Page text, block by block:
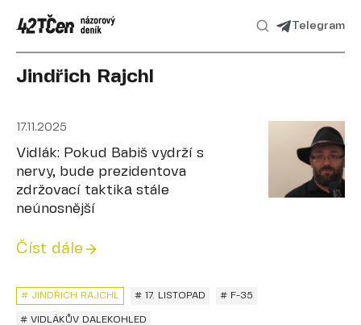
Telegram
Jindřich Rajchl
17.11.2025
Vidlák: Pokud Babiš vydrží s
nervy, bude prezidentova
zdržovací taktikа stále
neúnosnější
Číst dále
# 17. LISTOPAD # F-35
# JINDŘICH RAJCHL
# VIDLÁKŮV DALEKOHLED